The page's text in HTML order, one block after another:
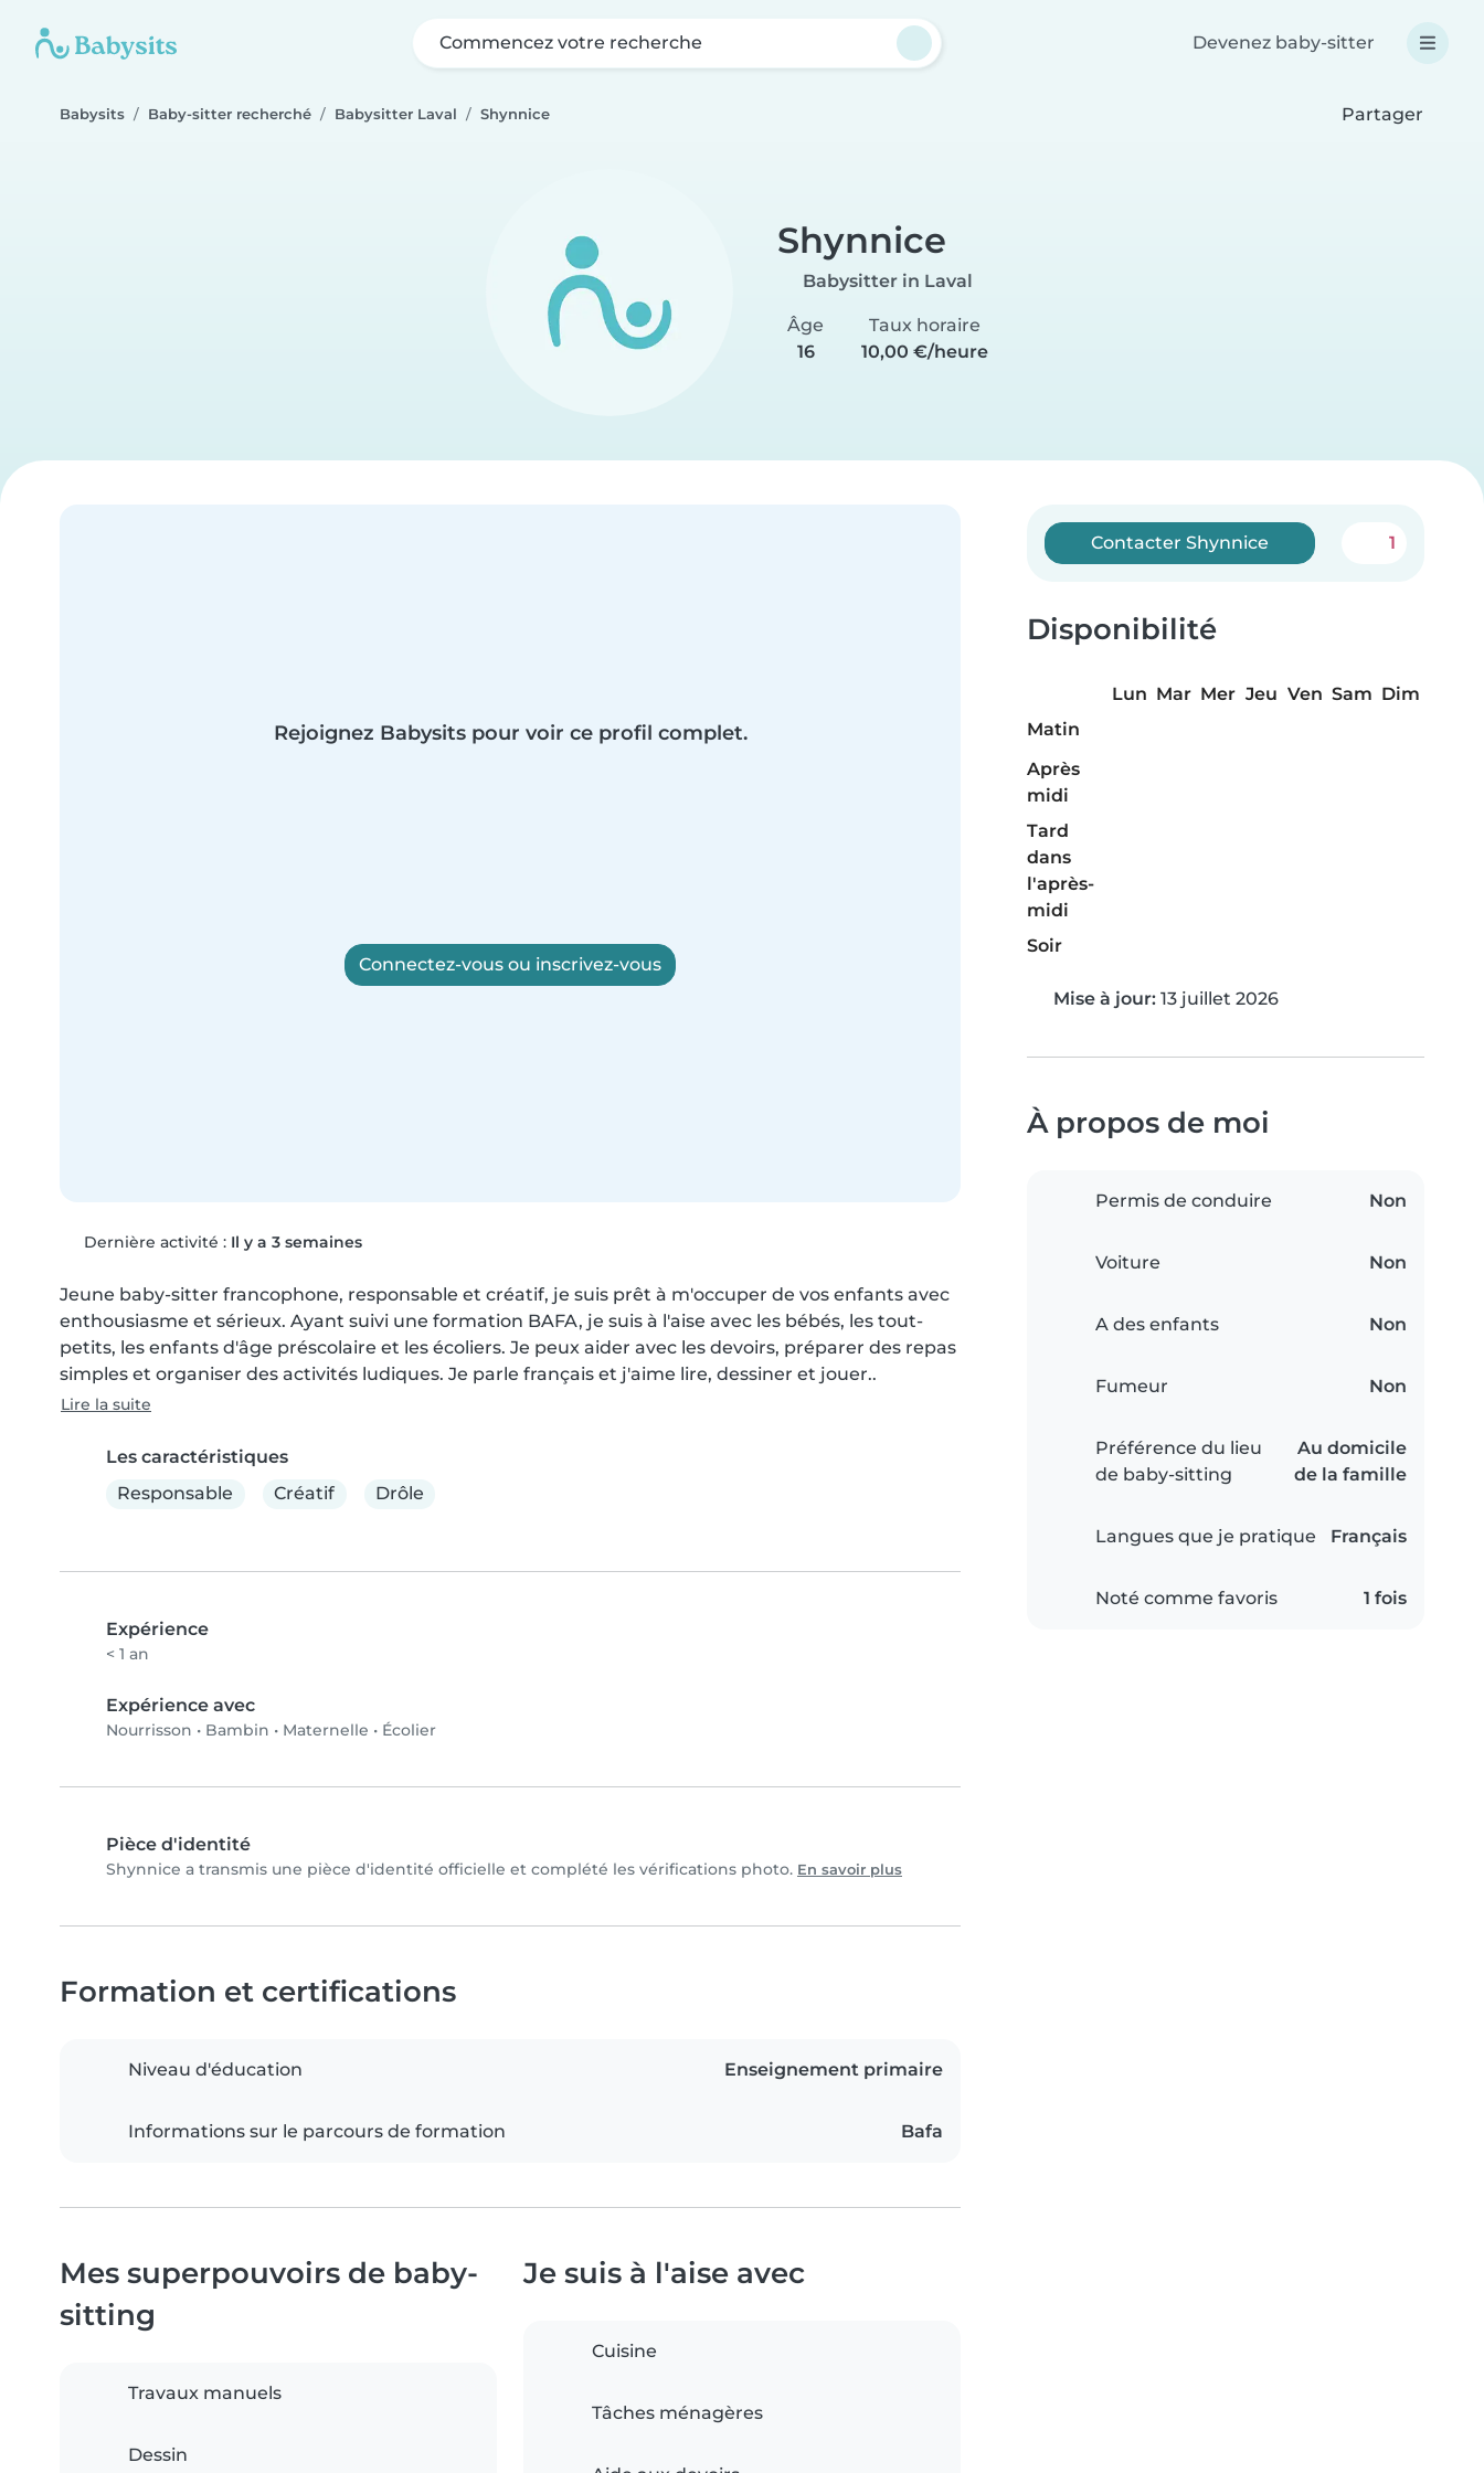
Commencez votre recherche Devenez baby-sitter
Babysits Baby-sitter recherché Babysitter Laval Shynnice Partager
Shynnice
Babysitter in Laval
Âge
16
Taux horaire
10,00 €/heure
Rejoignez Babysits pour voir ce profil complet.
Connectez-vous ou inscrivez-vous
Dernière activité : Il y a 3 semaines
Jeune baby-sitter francophone, responsable et créatif, je suis prêt à m'occuper de vos enfants avec
enthousiasme et sérieux. Ayant suivi une formation BAFA, je suis à l'aise avec les bébés, les tout-
petits, les enfants d'âge préscolaire et les écoliers. Je peux aider avec les devoirs, préparer des repas
simples et organiser des activités ludiques. Je parle français et j'aime lire, dessiner et jouer..
Lire la suite
Les caractéristiques
Responsable
Créatif Drôle
Expérience
< 1 an
Expérience avec
Nourrisson • Bambin • Maternelle • Écolier
Pièce d'identité
Shynnice a transmis une pièce d'identité officielle et complété les vérifications photo. En savoir plus
Contacter Shynnice 1
Disponibilité
Lun Mar Mer Jeu Ven Sam Dim
Matin
Après
midi
Tard
dans
l'après-
midi
Soir
Mise à jour: 13 juillet 2026
À propos de moi
Permis de conduire Non
Voiture Non
A des enfants Non
Fumeur Non
Préférence du lieu
de baby-sitting
Au domicile
de la famille
Langues que je pratique Français
Noté comme favoris 1 fois
Formation et certifications
Niveau d'éducation Enseignement primaire
Informations sur le parcours de formation Bafa
Mes superpouvoirs de baby-
sitting
Travaux manuels
Dessin
Je suis à l'aise avec
Cuisine
Tâches ménagères